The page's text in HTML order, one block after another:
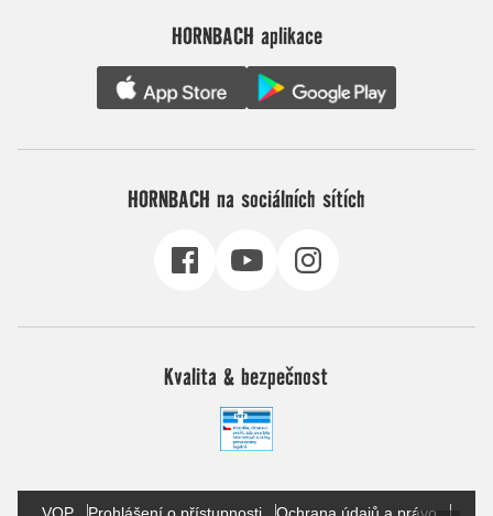
HORNBACH aplikace
HORNBACH na sociálních sítích
Kvalita & bezpečnost